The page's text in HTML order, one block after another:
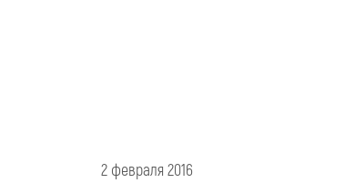
2 февраля 2016